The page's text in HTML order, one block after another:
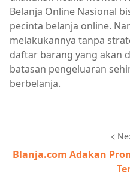
Belanja Online Nasional
pecinta belanja online.
melakukannya tanpa
daftar barang yang akan
batasan pengeluaran
berbelanja.
Blanja.com Adakan